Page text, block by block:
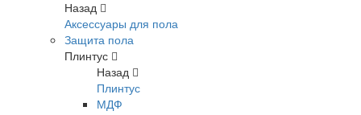
Назад
Аксессуары для пола
Защита пола
Плинтус
Назад
Плинтус
МДФ